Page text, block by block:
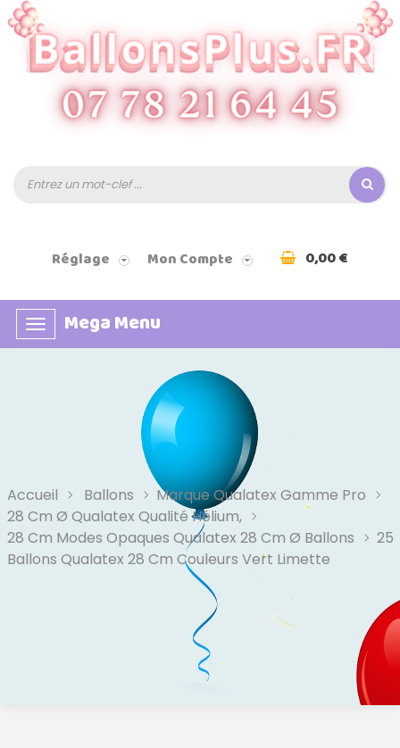
Réglage Mon Compte 0,00 €
Basculer
la
Mega Menu
Accueil Ballons
Marque Qualatex Gamme Pro
28 Cm Ø Qualatex Qualité Hélium,
28 Cm Modes Opaques Qualatex 28 Cm Ø Ballons
25
Ballons Qualatex 28 Cm Couleurs Vert Limette